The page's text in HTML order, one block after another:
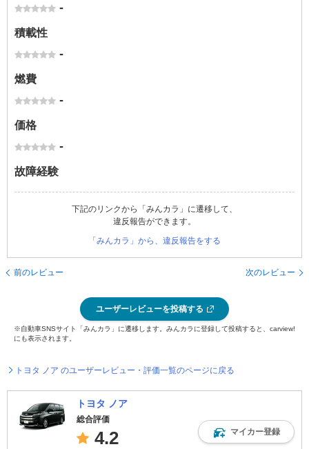
-
積載性
-
燃費
-
価格
-
故障経験
下記のリンクから「みんカラ」に遷移して、
違反報告ができます。
「みんカラ」から、違反報告をする
前のレビュー 次のレビュー
ユーザーレビューを投稿する
※自動車SNSサイト「みんカラ」に遷移します。みんカラに登録して投稿すると、carview!
にも表示されます。
トヨタ ノア のユーザーレビュー・評価一覧のページに戻る
トヨタ ノア
総合評価
4.2 マイカー登録